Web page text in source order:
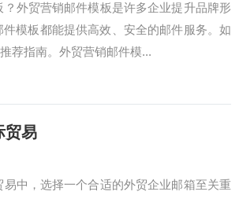
外贸营销邮件模板是许多企业提升品牌形
模板都能提供高效、安全的邮件服务。如
荐指南。外贸营销邮件模...
贸易
中，选择一个合适的外贸企业邮箱至关重